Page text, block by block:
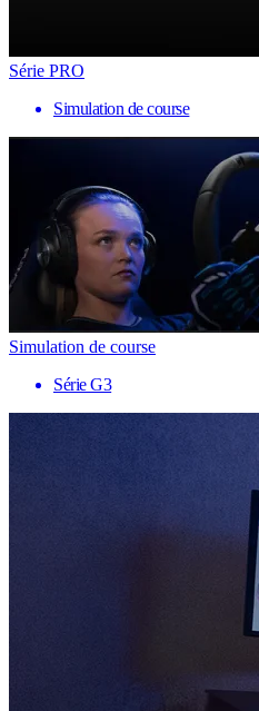
Série PRO
Simulation de course
Simulation de course
Série G3